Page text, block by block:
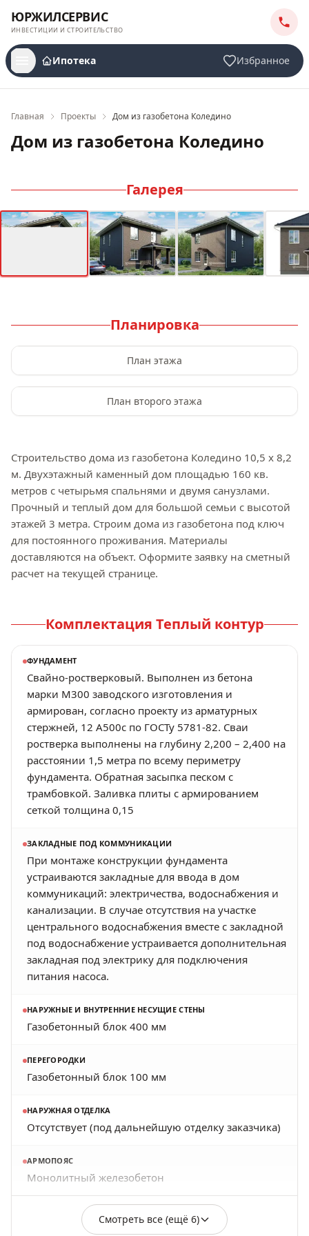
ЮРЖИЛСЕРВИС
ИНВЕСТИЦИИ И СТРОИТЕЛЬСТВО
Ипотека Избранное
Главная Проекты Дом из газобетона Коледино
Дом из газобетона Коледино
Галерея
Планировка
План этажа
План второго этажа
Строительство дома из газобетона Коледино 10,5 x 8,2
м. Двухэтажный каменный дом площадью 160 кв.
метров с четырьмя спальнями и двумя санузлами.
Прочный и теплый дом для большой семьи с высотой
этажей 3 метра. Строим дома из газобетона под ключ
для постоянного проживания. Материалы
доставляются на объект. Оформите заявку на сметный
расчет на текущей странице.
Комплектация Теплый контур
ФУНДАМЕНТ
Свайно-ростверковый. Выполнен из бетона
марки М300 заводского изготовления и
армирован, согласно проекту из арматурных
стержней, 12 А500с по ГОСТу 5781-82. Сваи
ростверка выполнены на глубину 2,200 – 2,400 на
расстоянии 1,5 метра по всему периметру
фундамента. Обратная засыпка песком с
трамбовкой. Заливка плиты с армированием
сеткой толщина 0,15
ЗАКЛАДНЫЕ ПОД КОММУНИКАЦИИ
При монтаже конструкции фундамента
устраиваются закладные для ввода в дом
коммуникаций: электричества, водоснабжения и
канализации. В случае отсутствия на участке
центрального водоснабжения вместе с закладной
под водоснабжение устраивается дополнительная
закладная под электрику для подключения
питания насоса.
НАРУЖНЫЕ И ВНУТРЕННИЕ НЕСУЩИЕ СТЕНЫ
Газобетонный блок 400 мм
ПЕРЕГОРОДКИ
Газобетонный блок 100 мм
НАРУЖНАЯ ОТДЕЛКА
Отсутствует (под дальнейшую отделку заказчика)
АРМОПОЯС
Монолитный железобетон
Смотреть все (ещё 6)